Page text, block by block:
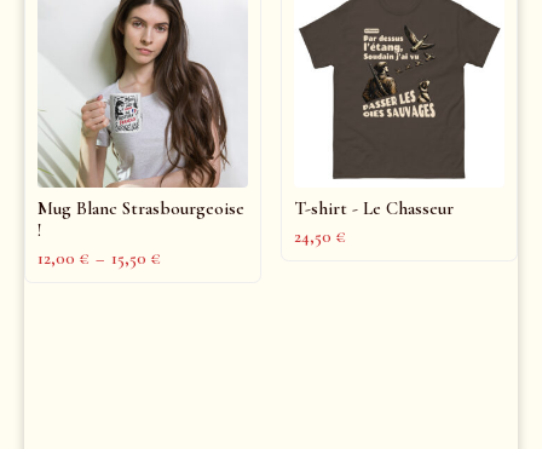
Mug Blanc Strasbourgeoise
!
12,00 € – 15,50 €
T-shirt - Le Chasseur
24,50 €